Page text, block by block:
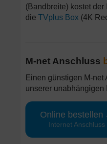
(Bandbreite) kostet der
die TVplus Box (4K
M-net Anschluss
Einen günstigen M-
unserer unabhängigen
Online bestellen
Internet Anschluss